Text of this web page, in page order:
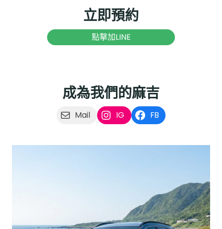
立即預約
點擊加LINE
成為我們的麻吉
Mail IG FB